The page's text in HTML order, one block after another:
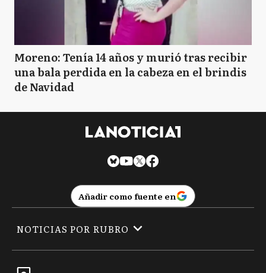
Moreno: Tenía 14 años y murió tras recibir
una bala perdida en la cabeza en el brindis
de Navidad
Añadir como fuente en
NOTICIAS POR RUBRO